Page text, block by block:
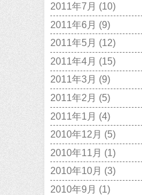
2011年7月 (10)
2011年6月 (9)
2011年5月 (12)
2011年4月 (15)
2011年3月 (9)
2011年2月 (5)
2011年1月 (4)
2010年12月 (5)
2010年11月 (1)
2010年10月 (3)
2010年9月 (1)